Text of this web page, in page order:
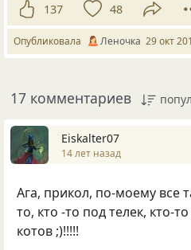
137 48
Опубликовала Леночка 29 окт
17 комментариев
Eiskalter07
14 лет назад
Ага, прикол, по-моему все
то, кто -то под телек, кто-
котов ;)!!!!!